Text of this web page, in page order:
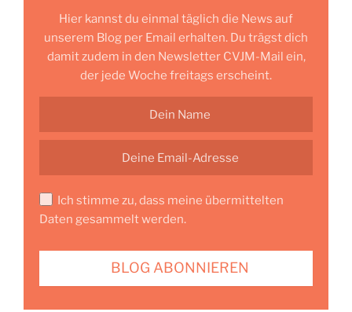
Hier kannst du einmal täglich die News auf
unserem Blog per Email erhalten. Du trägst dich
damit zudem in den Newsletter CVJM-Mail ein,
der jede Woche freitags erscheint.
Ich stimme zu, dass meine übermittelten
Daten gesammelt werden.